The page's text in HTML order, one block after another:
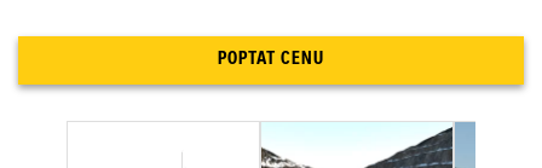
POPTAT CENU